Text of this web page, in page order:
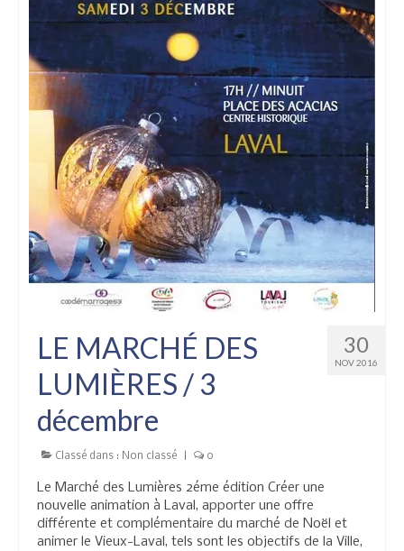
30
NOV 2016
LE MARCHÉ DES
LUMIÈRES / 3
décembre
Classé dans : Non classé 0
Le Marché des Lumières 2éme édition Créer une
nouvelle animation à Laval, apporter une offre
différente et complémentaire du marché de Noël et
animer le Vieux-Laval, tels sont les objectifs de la Ville,